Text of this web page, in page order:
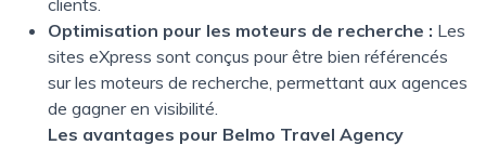
Optimisation pour les moteurs de recherche : Les
sites eXpress sont conçus pour être bien référencés
sur les moteurs de recherche, permettant aux agences
de gagner en visibilité.
Les avantages pour Belmo Travel Agency